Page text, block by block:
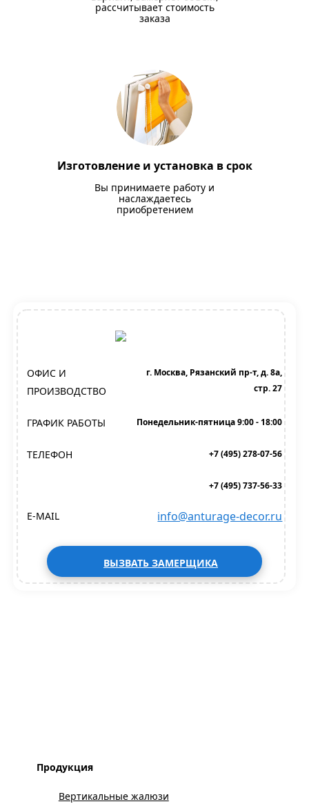
рассчитывает стоимость
заказа
Изготовление и установка в срок
Вы принимаете работу и
наслаждаетесь
приобретением
ОФИС И
ПРОИЗВОДСТВО
г. Москва, Рязанский пр-т, д. 8а,
стр. 27
ГРАФИК РАБОТЫ Понедельник-пятница 9:00 - 18:00
ТЕЛЕФОН +7 (495) 278-07-56
+7 (495) 737-56-33
E-MAIL info@anturage-decor.ru
ВЫЗВАТЬ ЗАМЕРЩИКА
Продукция
Вертикальные жалюзи